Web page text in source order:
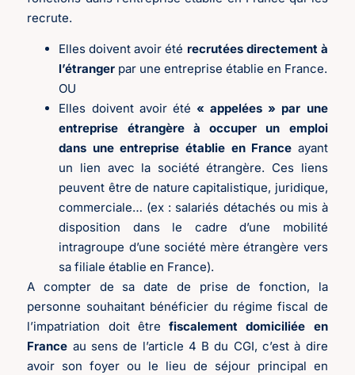
recrute.
Elles doivent avoir été recrutées directement à
l’étranger par une entreprise établie en France.
OU
Elles doivent avoir été « appelées » par une
entreprise étrangère à occuper un emploi
dans une entreprise établie en France ayant
un lien avec la société étrangère. Ces liens
peuvent être de nature capitalistique, juridique,
commerciale… (ex : salariés détachés ou mis à
disposition dans le cadre d’une mobilité
intragroupe d’une société mère étrangère vers
sa filiale établie en France).
A compter de sa date de prise de fonction, la
personne souhaitant bénéficier du régime fiscal de
l’impatriation doit êtrefiscalement domiciliée en
France au sens de l’article 4 B du CGI, c’est à dire
avoir son foyer ou le lieu de séjour principal en